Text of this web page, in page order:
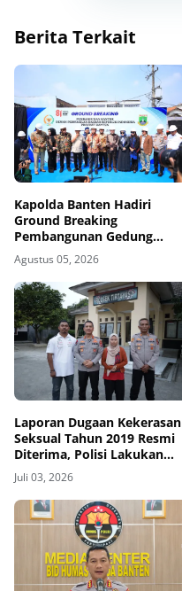
Berita Terkait
Kapolda Banten Hadiri
Ground Breaking
Pembangunan Gedung
Kantor DPD RI di Ibu Kota
Provinsi Banten
Agustus 05, 2026
Laporan Dugaan Kekerasan
Seksual Tahun 2019 Resmi
Diterima, Polisi Lakukan
Penyelidikan
Juli 03, 2026